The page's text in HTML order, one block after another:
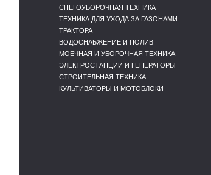
СНЕГОУБОРОЧНАЯ ТЕХНИКА
ТЕХНИКА ДЛЯ УХОДА ЗА ГАЗОНАМИ
ТРАКТОРА
ВОДОСНАБЖЕНИЕ И ПОЛИВ
МОЕЧНАЯ И УБОРОЧНАЯ ТЕХНИКА
ЭЛЕКТРОСТАНЦИИ И ГЕНЕРАТОРЫ
СТРОИТЕЛЬНАЯ ТЕХНИКА
КУЛЬТИВАТОРЫ И МОТОБЛОКИ